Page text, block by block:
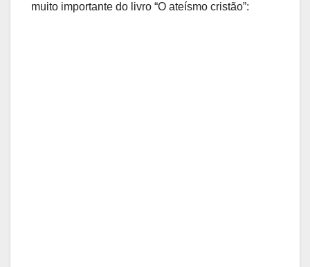
muito importante do livro “O ateísmo cristão”: